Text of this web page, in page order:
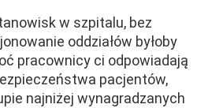
w szpitalu, bez
oddziałów byłoby
pracownicy ci odpowiadają
pacjentów,
najniżej wynagradzanych